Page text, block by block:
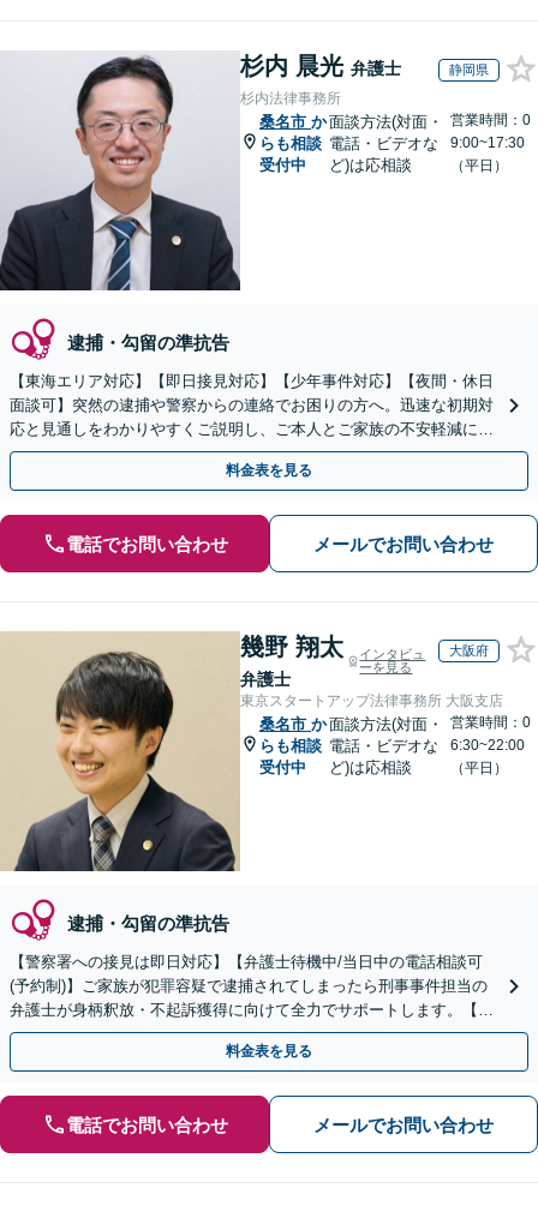
杉内 晨光 弁護士 静岡県
杉内法律事務所
桑名市 か
らも相談
受付中
面談方法(対面・
電話・ビデオな
ど)は応相談
営業時間：0
9:00~17:30
（平日）
逮捕・勾留の準抗告
【東海エリア対応】【即日接見対応】【少年事件対応】【夜間・休日
面談可】突然の逮捕や警察からの連絡でお困りの方へ。迅速な初期対
応と見通しをわかりやすくご説明し、ご本人とご家族の不安軽減に努
めます。早めにご相談ください。
料金表を見る
電話でお問い合わせ メールでお問い合わせ
幾野 翔太
弁護士
インタビュ
ーを見る
大阪府
東京スタートアップ法律事務所 大阪支店
桑名市 か
らも相談
受付中
面談方法(対面・
電話・ビデオな
ど)は応相談
営業時間：0
6:30~22:00
（平日）
逮捕・勾留の準抗告
【警察署への接見は即日対応】【弁護士待機中/当日中の電話相談可
(予約制)】ご家族が犯罪容疑で逮捕されてしまったら刑事事件担当の
弁護士が身柄釈放・不起訴獲得に向けて全力でサポートします。【毎
月100名以上の相談実績】【全国対応】
料金表を見る
電話でお問い合わせ メールでお問い合わせ